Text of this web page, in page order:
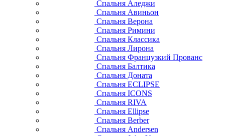
Спальня Аледжи
Спальня Авиньон
Спальня Верона
Спальня Римини
Спальня Классика
Спальня Лирона
Спальня Французкий Прованс
Спальня Балтика
Спальня Доната
Спальня ECLIPSE
Спальня ICONS
Спальня RIVA
Спальня Ellipse
Спальня Berber
Спальня Andersen